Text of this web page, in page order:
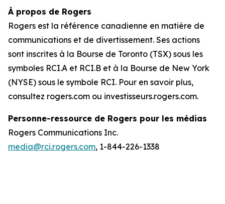
À propos de Rogers
Rogers est la référence canadienne en matière de
communications et de divertissement. Ses actions
sont inscrites à la Bourse de Toronto (TSX) sous les
symboles RCI.A et RCI.B et à la Bourse de New York
(NYSE) sous le symbole RCI. Pour en savoir plus,
consultez rogers.com ou investisseurs.rogers.com.
Personne-ressource de Rogers pour les médias
Rogers Communications Inc.
media@rci.rogers.com, 1-844-226-1338